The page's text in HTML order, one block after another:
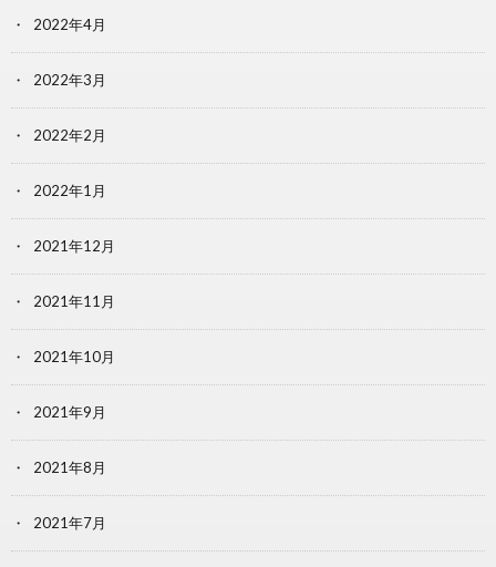
2022年4月
2022年3月
2022年2月
2022年1月
2021年12月
2021年11月
2021年10月
2021年9月
2021年8月
2021年7月